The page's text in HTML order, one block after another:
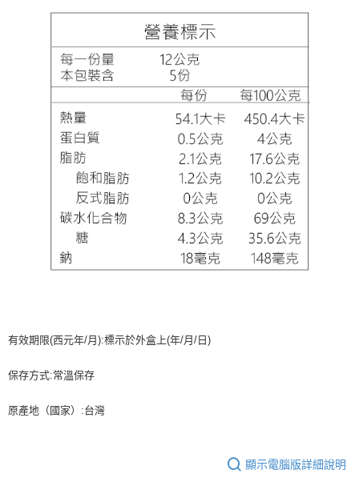
有效期限(西元年/月):標示於外盒上(年/月/日)
保存方式:常溫保存
原產地（國家）:台灣
顯示電腦版詳細說明